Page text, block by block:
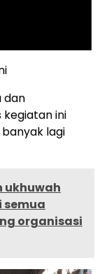
dan
ini
lagi
ukhuwah
organisasi